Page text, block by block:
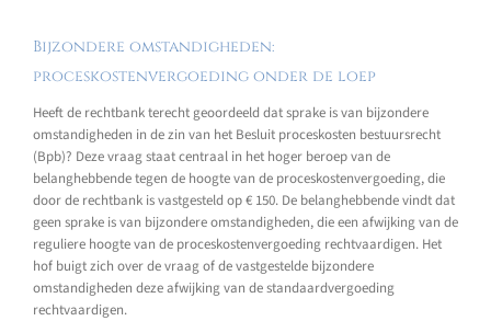
Bijzondere omstandigheden:
proceskostenvergoeding onder de loep
Heeft de rechtbank terecht geoordeeld dat sprake is van bijzondere
omstandigheden in de zin van het Besluit proceskosten bestuursrecht
(Bpb)? Deze vraag staat centraal in het hoger beroep van de
belanghebbende tegen de hoogte van de proceskostenvergoeding, die
door de rechtbank is vastgesteld op € 150. De belanghebbende vindt dat
geen sprake is van bijzondere omstandigheden, die een afwijking van de
reguliere hoogte van de proceskostenvergoeding rechtvaardigen. Het
hof buigt zich over de vraag of de vastgestelde bijzondere
omstandigheden deze afwijking van de standaardvergoeding
rechtvaardigen.